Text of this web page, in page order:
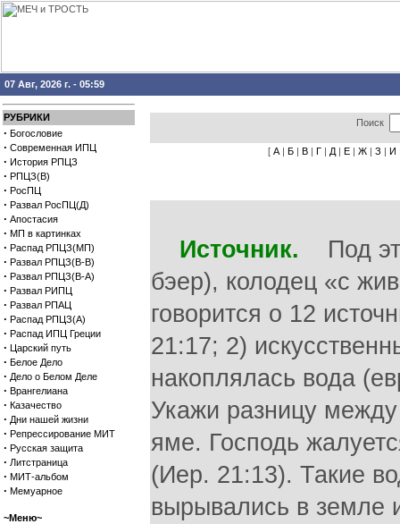
07 Авг, 2026 г. - 05:59
РУБРИКИ
· Богословие
· Современная ИПЦ
· История РПЦЗ
· РПЦЗ(В)
· РосПЦ
· Развал РосПЦ(Д)
· Апостасия
· МП в картинках
· Распад РПЦЗ(МП)
· Развал РПЦЗ(В-В)
· Развал РПЦЗ(В-А)
· Развал РИПЦ
· Развал РПАЦ
· Распад РПЦЗ(А)
· Распад ИПЦ Греции
· Царский путь
· Белое Дело
· Дело о Белом Деле
· Врангелиана
· Казачество
· Дни нашей жизни
· Репрессирование МИТ
· Русская защита
· Литстраница
· МИТ-альбом
· Мемуарное
~Меню~
Поиск
[ А | Б | В | Г | Д | Е | Ж | З | И
Источник. Под
бэер), колодец «с
говорится о 12
21:17; 2)
накоплялась вода
Укажи разницу
яме. Господь
(Иер. 21:13). Такие
вырывались в земле